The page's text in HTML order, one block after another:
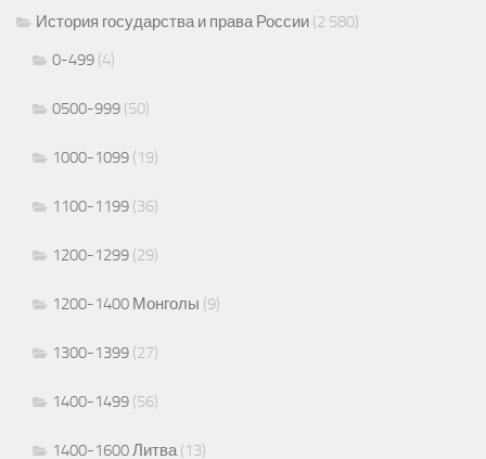
История государства и права России (2 580)
0-499 (4)
0500-999 (50)
1000-1099 (19)
1100-1199 (36)
1200-1299 (29)
1200-1400 Монголы (9)
1300-1399 (27)
1400-1499 (56)
1400-1600 Литва(13)